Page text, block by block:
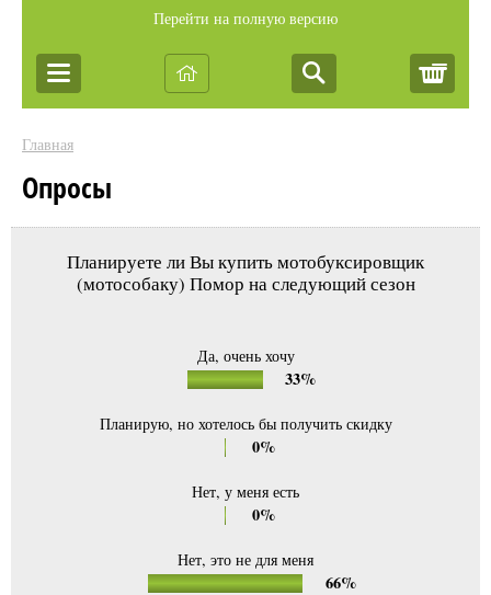
Перейти на полную версию
Главная
Опросы
Планируете ли Вы купить мотобуксировщик
(мотособаку) Помор на следующий сезон
Да, очень хочу
33%
Планирую, но хотелось бы получить скидку
0%
Нет, у меня есть
0%
Нет, это не для меня
66%